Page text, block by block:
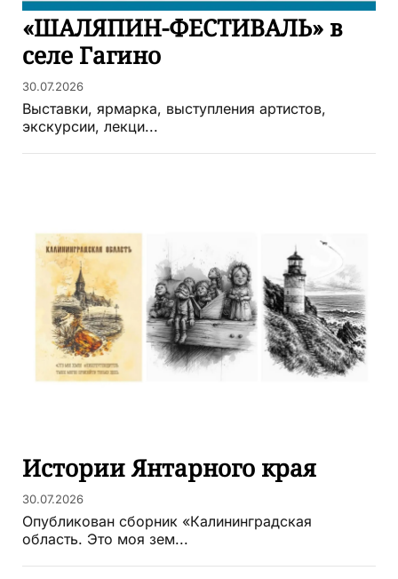
«ШАЛЯПИН-ФЕСТИВАЛЬ» в
селе Гагино
30.07.2026
Выставки, ярмарка, выступления артистов,
экскурсии, лекци...
Истории Янтарного края
30.07.2026
Опубликован сборник «Калининградская
область. Это моя зем...